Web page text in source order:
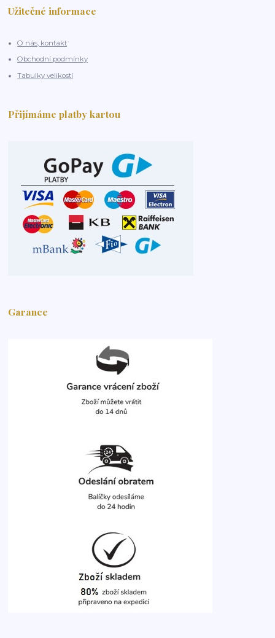
Užitečné informace
O nás, kontakt
Obchodní podmínky
Tabulky velikostí
Přijímáme platby kartou
Garance